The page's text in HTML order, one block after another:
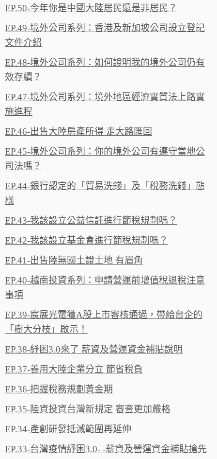
EP.50-今年你是中國大陸居民還是非居民？
EP.49-境外公司系列：香港及新加坡公司設立登記
文件介紹
EP.48-境外公司系列：如何證明我的境外公司仍有
效存續？
EP.47-境外公司系列：境外地區經濟實質法上路實
施進程
EP.46-出售大陸房產所得 走大路匯回
EP.45-境外公司系列：你的境外公司有遵守當地公
司法嗎？
EP.44-銀行認定的「貿易洗錢」及「稅務洗錢」態
樣
EP.43-我該設立公益信託進行節稅規劃嗎？
EP.42-我該設立基金會進行節稅規劃嗎？
EP.41-出售陸無國土證土地 有眉角
EP.40-越南投資系列：申請營運前增值稅退稅注意
事項
EP.39-宸展光電獲A股上市審核通過，帶給台企的
「樹大分枝」啟示！
EP.38-紓困3.0來了 薪資及營運資金補貼說明
EP.37-善用大陸企業分立 節省稅負
EP.36-把握稅務規劃黃金期
EP.35-陸資投資台灣新規定 審查更加嚴格
EP.34-產創研發抵減範圍再延伸
EP.33-台灣疫情紓困3.0- -薪資及營運資金補貼搶先